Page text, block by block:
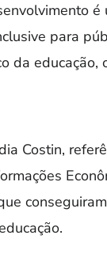
para
da
Costin,